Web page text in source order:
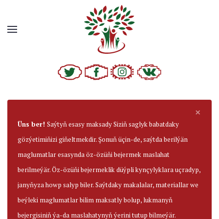
×
Üns ber! Saýtyň esasy maksady Siziň saglyk babatdaky
gözýetimiňizi giňeltmekdir. Şonuň üçin-de, saýtda berilýän
maglumatlar esasynda öz-özüňi bejermek maslahat
berilmeýär. Öz-özüňi bejermeklik düýpli kynçylyklara uçradyp,
janyňyza howp salyp biler. Saýtdaky makalalar, materiallar we
beýleki maglumatlar bilim maksatly bolup, lukmanyň
bejergisiniň ýa-da maslahatynyň ýerini tutup bilmeýär.